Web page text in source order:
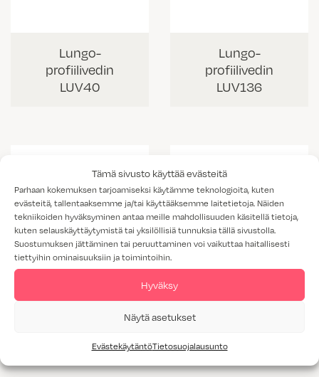
Tämä sivusto käyttää evästeitä
Parhaan kokemuksen tarjoamiseksi käytämme teknologioita, kuten
evästeitä, tallentaaksemme ja/tai käyttääksemme laitetietoja. Näiden
tekniikoiden hyväksyminen antaa meille mahdollisuuden käsitellä tietoja,
kuten selauskäyttäytymistä tai yksilöllisiä tunnuksia tällä sivustolla.
Suostumuksen jättäminen tai peruuttaminen voi vaikuttaa haitallisesti
tiettyihin ominaisuuksiin ja toimintoihin.
Hyväksy
Näytä asetukset
EvästekäytäntöTietosuojalausunto
Lungo-
profiilivedin
LUV40
Lungo-
profiilivedin
LUV136
Lungo-
Lungo-